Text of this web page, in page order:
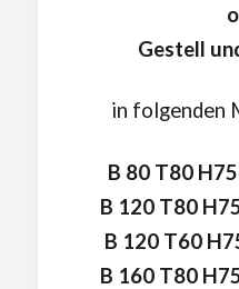
Gestell
in folgenden
B 80 T80
B 120 T80
B 120 T60
B 160 T80